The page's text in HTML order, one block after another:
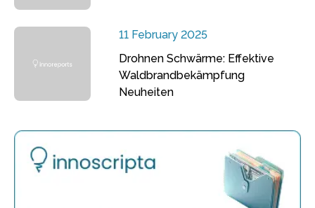
11 February 2025
Drohnen Schwärme: Effektive
Waldbrandbekämpfung
Neuheiten